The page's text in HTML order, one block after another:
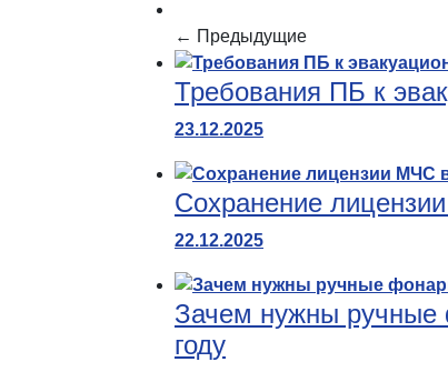
← Предыдущие
Требования ПБ к
23.12.2025
Сохранение
22.12.2025
Зачем нужны ручные
году